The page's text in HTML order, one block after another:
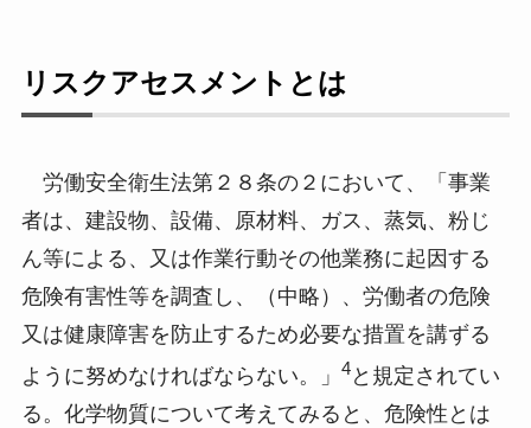
リスクアセスメントとは
労働安全衛生法第２８条の２において、「事業
者は、建設物、設備、原材料、ガス、蒸気、粉じ
ん等による、又は作業行動その他業務に起因する
危険有害性等を調査し、（中略）、労働者の危険
又は健康障害を防止するため必要な措置を講ずる
ように努めなければならない。」 4と規定されてい
る。化学物質について考えてみると、危険性とは